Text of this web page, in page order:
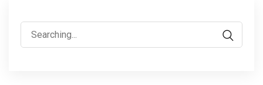
Search
for: